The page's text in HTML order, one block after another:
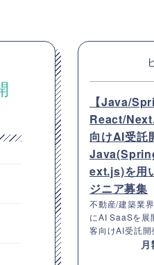
【Java/
React/
向けAI受託
ext.js)を用
ジニア募集
不動産/建築業
にAI SaaSを展
客向けAI受託開